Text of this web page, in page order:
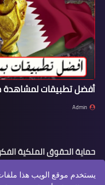
يستخدم موقع الويب هذا
أفضل تطبيقات لمشاهدة
Admin
حماية الحقوق الملكية